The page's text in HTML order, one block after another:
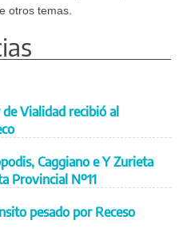
otros temas.
Vialidad recibió al
Caggiano e Y Zurieta
Provincial Nº11
pesado por Receso